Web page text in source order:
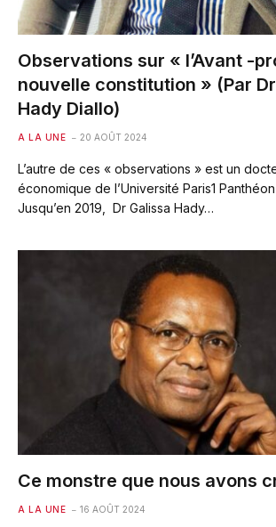
Observations sur « l’Avant -
nouvelle constitution » (Par
Hady Diallo)
A LA UNE 20 AOÛT 2024
L’autre de ces « observations » est un
économique de l’Université Paris1
Jusqu’en 2019, Dr Galissa Hady…
Ce monstre que nous avons
A LA UNE 16 AOÛT 2024